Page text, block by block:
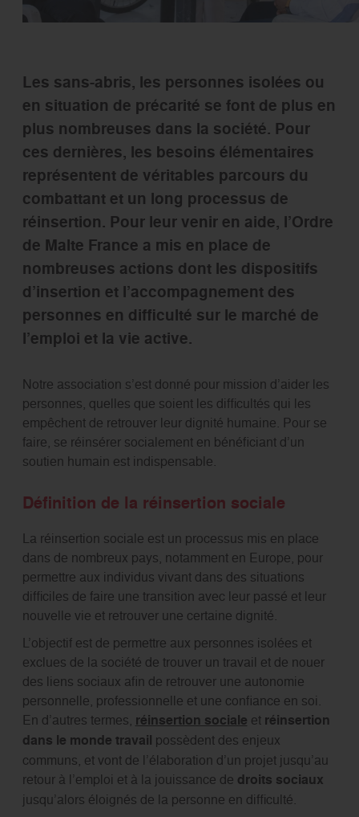
Les sans-abris, les personnes isolées ou
en situation de précarité se font de plus en
plus nombreuses dans la société. Pour
ces dernières, les besoins élémentaires
représentent de véritables parcours du
combattant et un long processus de
réinsertion. Pour leur venir en aide, l’Ordre
de Malte France a mis en place de
nombreuses actions dont les dispositifs
d’insertion et l’accompagnement des
personnes en difficulté sur le marché de
l’emploi et la vie active.
Notre association s’est donné pour mission d’aider les
personnes, quelles que soient les difficultés qui les
empêchent de retrouver leur dignité humaine. Pour se
faire, se réinsérer socialement en bénéficiant d’un
soutien humain est indispensable.
Définition de la réinsertion sociale
La réinsertion sociale est un processus mis en place
dans de nombreux pays, notamment en Europe, pour
permettre aux individus vivant dans des situations
difficiles de faire une transition avec leur passé et leur
nouvelle vie et retrouver une certaine dignité.
L’objectif est de permettre aux personnes isolées et
exclues de la société de trouver un travail et de nouer
des liens sociaux afin de retrouver une autonomie
personnelle, professionnelle et une confiance en soi.
En d’autres termes, réinsertion sociale et réinsertion
dans le monde travail possèdent des enjeux
communs, et vont de l’élaboration d’un projet jusqu’au
retour à l’emploi et à la jouissance de droits sociaux
jusqu’alors éloignés de la personne en difficulté.